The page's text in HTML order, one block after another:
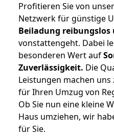
Profitieren Sie von
Netzwerk für günstige
Beiladung reibungslos
vonstattengeht. Dabei
besonderen Wert auf
Zuverlässigkeit. Die
Leistungen machen
für Ihren Umzug von
Ob Sie nun eine kleine
Haus umziehen, wir
für Sie.